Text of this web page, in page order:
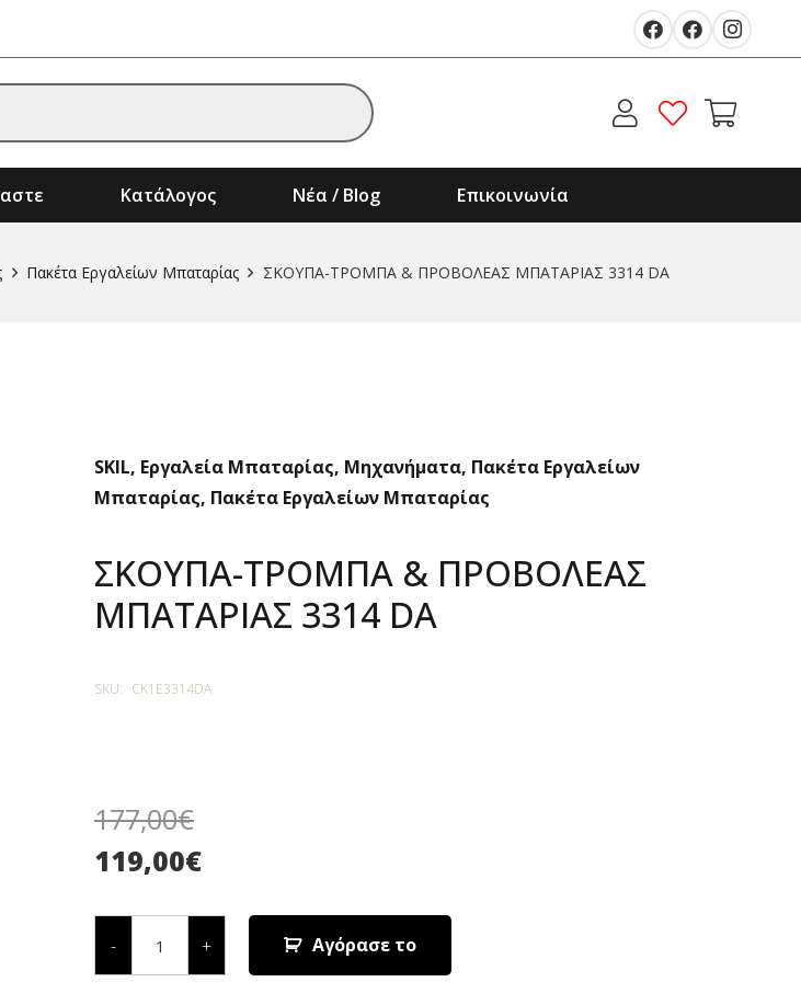
Κατάλογος Νέα / Blog Επικοινωνία
Πακέτα Εργαλείων Μπαταρίας ΣΚΟΥΠΑ-ΤΡΟΜΠΑ & ΠΡΟΒΟΛΕΑΣ ΜΠΑΤΑΡΙΑΣ 3314 DA
SKIL, Εργαλεία Μπαταρίας, Μηχανήματα, Πακέτα Εργαλείων
Μπαταρίας, Πακέτα Εργαλείων Μπαταρίας
ΣΚΟΥΠΑ-ΤΡΟΜΠΑ & ΠΡΟΒΟΛΕΑΣ
ΜΠΑΤΑΡΙΑΣ 3314 DA
SKU: CK1E3314DA
177,00€
119,00€
-
ΣΚΟΥΠΑ-
ΤΡΟΜΠΑ
+ Αγόρασε το